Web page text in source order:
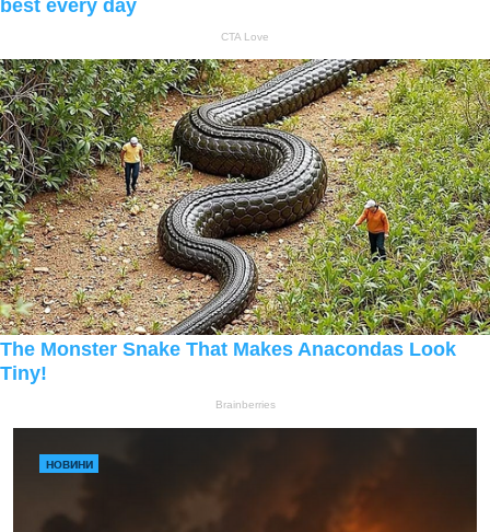
НОВИНИ